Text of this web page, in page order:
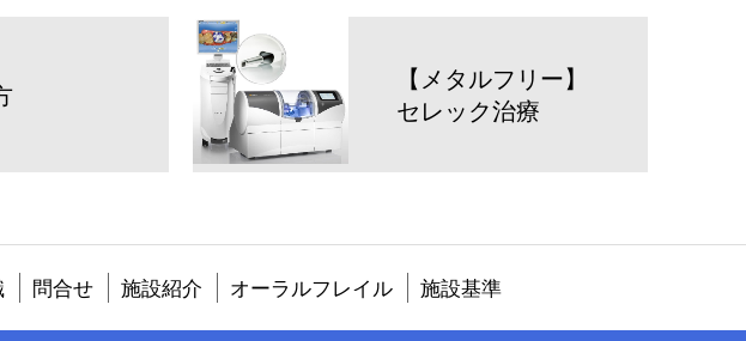
【メタルフリー】
セレック治療
問合せ 施設紹介 オーラルフレイル 施設基準